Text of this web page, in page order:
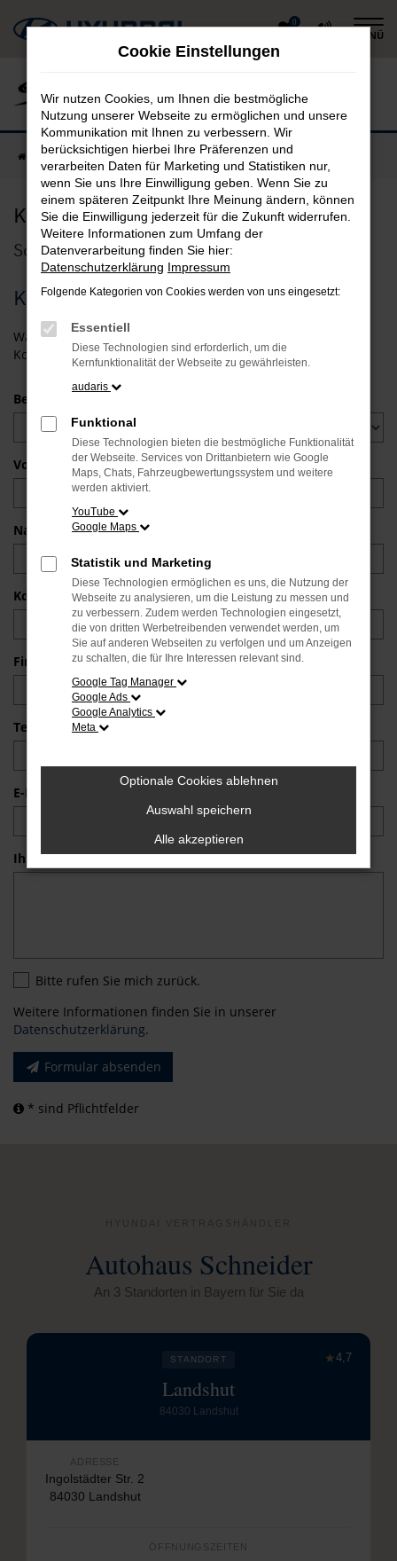
Zum
Hauptinhalt
0
MENÜ
Startseite Schneider Gruppe Kontakt
Kontakt
Schreiben Sie uns Ihre Nachricht
Kontaktformular
Wählen Sie bitte den entsprechenden Betreff für die
Kontaktanfrage
Betreff
Vorname *
Nachname *
Kd.-Nr./Kennzeichen
Firma
Telefon
E-Mail *
Ihre Nachricht/Angaben zum Terminwunsch *
Bitte rufen Sie mich zurück.
Weitere Informationen finden Sie in unserer
Datenschutzerklärung.
Formular absenden
* sind Pflichtfelder
Autohaus Schneider
An 3 Standorten in Bayern für Sie da
★4,7
STANDORT
Landshut
84030 Landshut
ADRESSE
Ingolstädter Str. 2
84030 Landshut
ÖFFNUNGSZEITEN
Cookie Einstellungen
Wir nutzen Cookies, um Ihnen die bestmögliche
Nutzung unserer Webseite zu ermöglichen und unsere
Kommunikation mit Ihnen zu verbessern. Wir
berücksichtigen hierbei Ihre Präferenzen und
verarbeiten Daten für Marketing und Statistiken nur,
wenn Sie uns Ihre Einwilligung geben. Wenn Sie zu
einem späteren Zeitpunkt Ihre Meinung ändern, können
Sie die Einwilligung jederzeit für die Zukunft widerrufen.
Weitere Informationen zum Umfang der
Datenverarbeitung finden Sie hier:
Datenschutzerklärung Impressum
Folgende Kategorien von Cookies werden von uns eingesetzt:
Essentiell
Diese Technologien sind erforderlich, um die
Kernfunktionalität der Webseite zu gewährleisten.
audaris
Funktional
Diese Technologien bieten die bestmögliche Funktionalität
der Webseite. Services von Drittanbietern wie Google
Maps, Chats, Fahrzeugbewertungssystem und weitere
werden aktiviert.
YouTube
Google Maps
Statistik und Marketing
Diese Technologien ermöglichen es uns, die Nutzung der
Webseite zu analysieren, um die Leistung zu messen und
zu verbessern. Zudem werden Technologien eingesetzt,
die von dritten Werbetreibenden verwendet werden, um
Sie auf anderen Webseiten zu verfolgen und um Anzeigen
zu schalten, die für Ihre Interessen relevant sind.
Google Tag Manager
Google Ads
Google Analytics
Meta
Optionale Cookies ablehnen
Auswahl speichern
Alle akzeptieren